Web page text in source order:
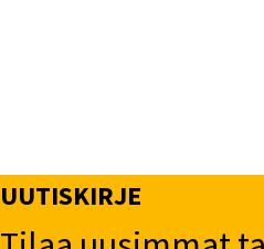
UUTISKIRJE